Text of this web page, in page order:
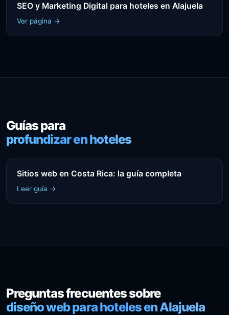
SEO y Marketing Digital para hoteles en Alajuela
Ver página →
Guías para
profundizar en hoteles
Sitios web en Costa Rica: la guía completa
Leer guía →
Preguntas frecuentes sobre
diseño web para hoteles en Alajuela